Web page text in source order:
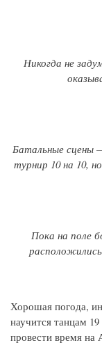
Никогда не
Батальные сцены
турнир 10 на 10,
Пока на поле
Хорошая погода,
научится танцам
провести время на